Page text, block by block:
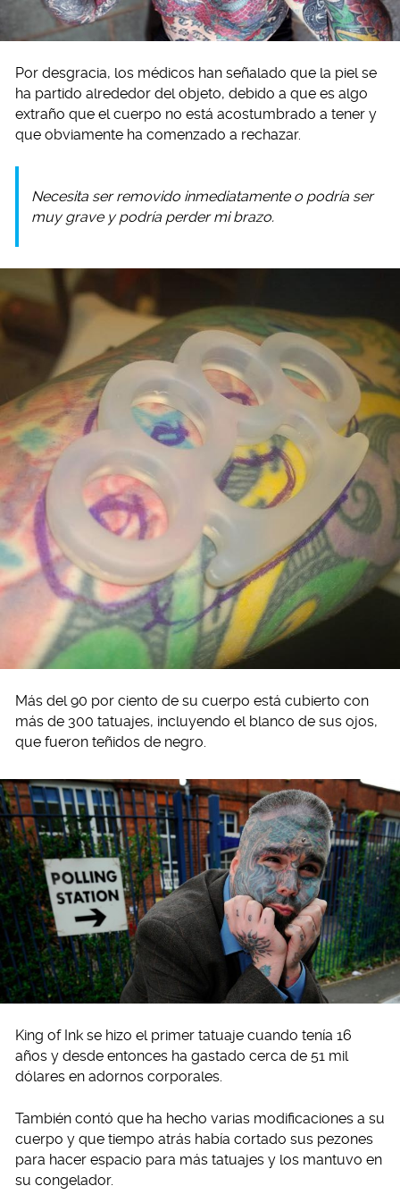
Por desgracia, los médicos han señalado que la piel se
ha partido alrededor del objeto, debido a que es algo
extraño que el cuerpo no está acostumbrado a tener y
que obviamente ha comenzado a rechazar.
Necesita ser removido inmediatamente o podría ser
muy grave y podría perder mi brazo.
Más del 90 por ciento de su cuerpo está cubierto con
más de 300 tatuajes, incluyendo el blanco de sus ojos,
que fueron teñidos de negro.
King of Ink se hizo el primer tatuaje cuando tenía 16
años y desde entonces ha gastado cerca de 51 mil
dólares en adornos corporales.
También contó que ha hecho varias modificaciones a su
cuerpo y que tiempo atrás había cortado sus pezones
para hacer espacio para más tatuajes y los mantuvo en
su congelador.